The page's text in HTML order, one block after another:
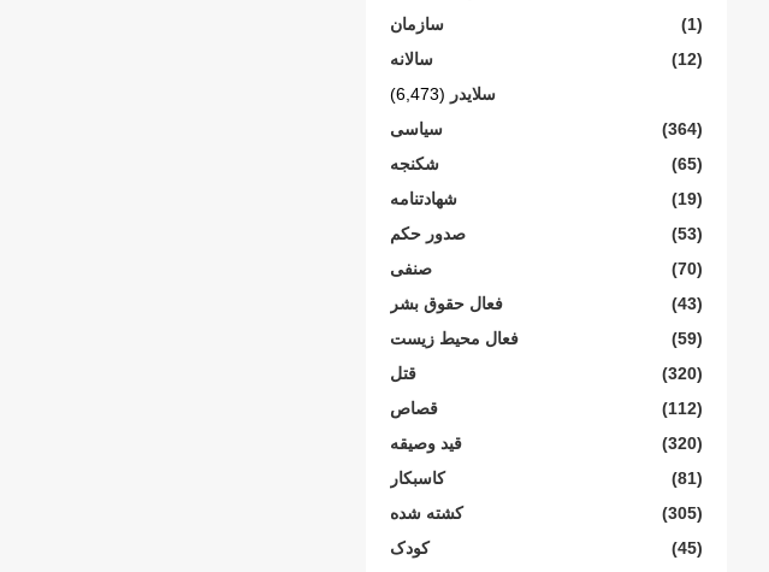
سازمان
(1)
سالانە
(12)
سلایدر (6,473)
سیاسی
(364)
شکنجە
(65)
شهادتنامە
(19)
صدور حکم
(53)
صنفی
(70)
فعال حقوق بشر
(43)
فعال محیط زیست
(59)
قتل
(320)
قصاص
(112)
قید وصیقه
(320)
کاسبکار
(81)
کشته شده
(305)
کودک
(45)